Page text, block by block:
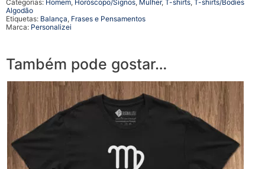
Categorias: Homem, Horóscopo/Signos, Mulher, T-shirts, T-shirts/Bodies
Algodão
Etiquetas: Balança, Frases e Pensamentos
Marca: Personalizei
Também pode gostar…